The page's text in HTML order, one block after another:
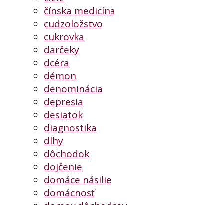
čínska medicína
cudzoložstvo
cukrovka
darčeky
dcéra
démon
denominácia
depresia
desiatok
diagnostika
dlhy
dôchodok
dojčenie
domáce násilie
domácnosť